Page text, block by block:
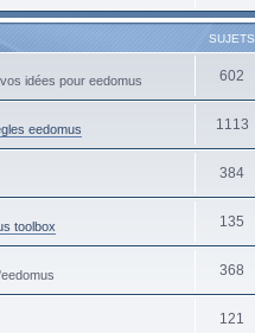
SUJETS
idées pour eedomus 602
eedomus 1113
384
toolbox 135
368
121